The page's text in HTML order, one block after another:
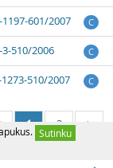
Sutinku
1197-601/2007 C
3-510/2006 C
1273-510/2007 C
< 1 2 >